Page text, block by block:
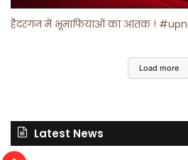
हैदरगंज में भूमाफियाओं का आतंक !
Load more
Latest News